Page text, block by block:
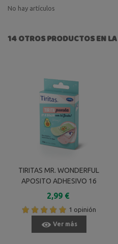
No hay artículos
14 OTROS PRODUCTOS EN
TIRITAS MR. WONDERFUL
APOSITO ADHESIVO 16
UNIDADES 72 MM X 25 MM
2,99 €
1 opinión
Ver más